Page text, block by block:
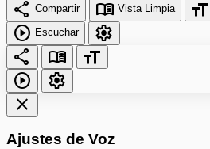
share Compartir menu_book Vista Limpia format_size
play_circle Escuchar
settings
share
menu_book
format_size
play_circle
settings
close
Ajustes de Voz